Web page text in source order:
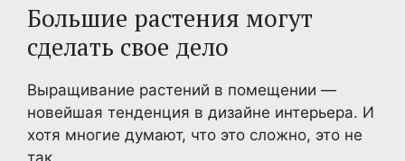
Большие растения могут
сделать свое дело
Выращивание растений в помещении —
новейшая тенденция в дизайне интерьера. И
хотя многие думают, что это сложно, это не
так.